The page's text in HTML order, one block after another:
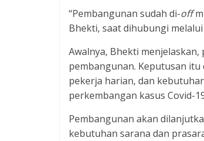
“Pembangunan sudah di-off
Bhekti, saat dihubungi
Awalnya, Bhekti
pembangunan. Keputusan
pekerja harian, dan
perkembangan kasus Covid-
Pembangunan akan
kebutuhan sarana dan